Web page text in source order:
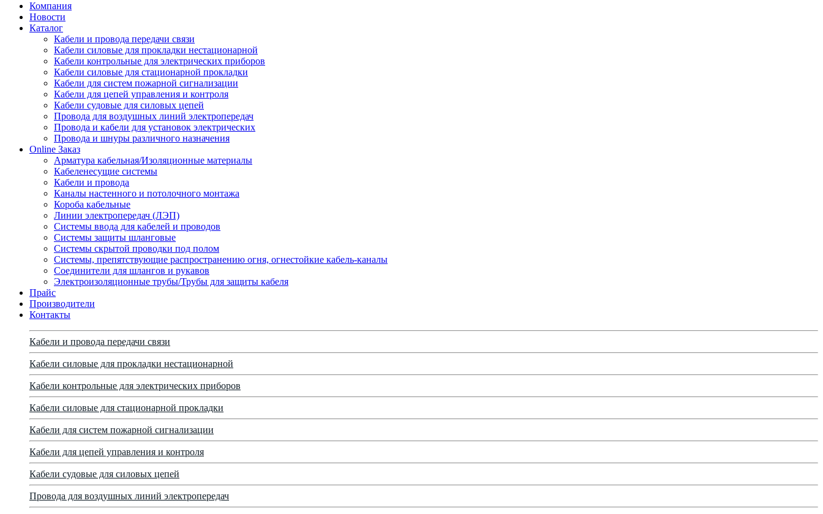
Компания
Новости
Каталог
Кабели и провода передачи связи
Кабели силовые для прокладки нестационарной
Кабели контрольные для электрических приборов
Кабели силовые для стационарной прокладки
Кабели для систем пожарной сигнализации
Кабели для цепей управления и контроля
Кабели судовые для силовых цепей
Провода для воздушных линий электропередач
Провода и кабели для установок электрических
Провода и шнуры различного назначения
Online Заказ
Арматура кабельная/Изоляционные материалы
Кабеленесущие системы
Кабели и провода
Каналы настенного и потолочного монтажа
Короба кабельные
Линии электропередач (ЛЭП)
Системы ввода для кабелей и проводов
Системы защиты шланговые
Системы скрытой проводки под полом
Системы, препятствующие распространению огня, огнестойкие кабель-каналы
Соединители для шлангов и рукавов
Электроизоляционные трубы/Трубы для защиты кабеля
Прайс
Производители
Контакты
Кабели и провода передачи связи
Кабели силовые для прокладки нестационарной
Кабели контрольные для электрических приборов
Кабели силовые для стационарной прокладки
Кабели для систем пожарной сигнализации
Кабели для цепей управления и контроля
Кабели судовые для силовых цепей
Провода для воздушных линий электропередач